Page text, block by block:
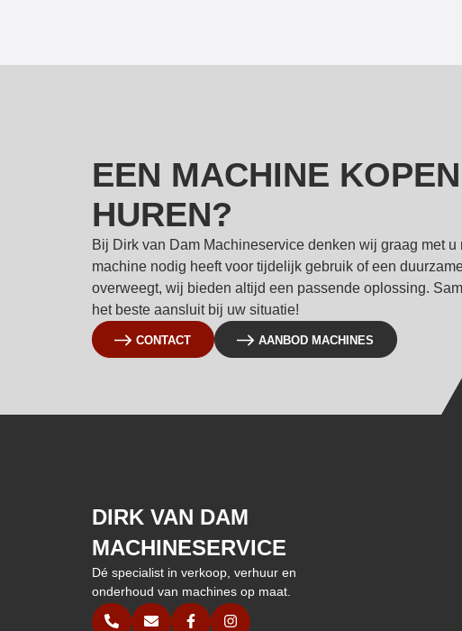
EEN MACHINE
HUREN?
Bij Dirk van Dam Machineservice denken wij graag met u
machine nodig heeft voor tijdelijk gebruik of een
overweegt, wij bieden altijd een passende oplossing.
het beste aansluit bij uw situatie!
CONTACT AANBOD MACHINES
DIRK VAN DAM
MACHINESERVICE
Dé specialist in verkoop, verhuur en
onderhoud van machines op maat.